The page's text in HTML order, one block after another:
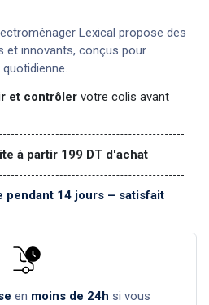
Lexical propose des
et innovants, conçus pour
et contrôler votre colis avant
à partir 199 DT d'achat
pendant 14 jours – satisfait
en moins de 24h si vous